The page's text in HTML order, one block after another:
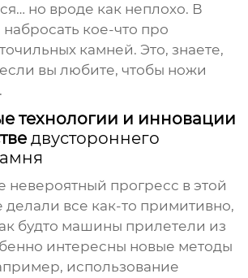
но вроде как неплохо. В
кое-что про
камней. Это, знаете,
вы любите, чтобы ножи
технологии и инновации
двустороннего
невероятный прогресс в этой
все как-то примитивно,
будто машины прилетели из
интересны новые методы
использование